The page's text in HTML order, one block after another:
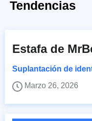
Tendencias
Estafa de
Suplantación de
Marzo 26, 2026